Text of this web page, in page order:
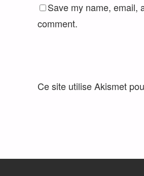
Save my name, email,
comment.
Ce site utilise Akismet